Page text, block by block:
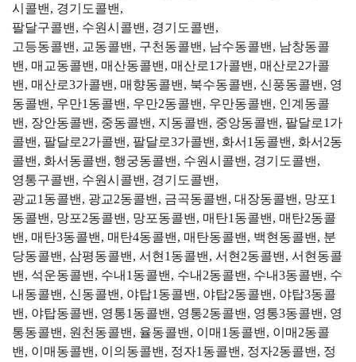
시콜밴, 경기도콜밴,
팔달구콜밴, 수원시콜밴, 경기도콜밴,
고등동콜밴, 교동콜밴, 구천동콜밴, 남수동콜밴, 남창동콜
밴, 매교동콜밴, 매산동콜밴, 매산로1가콜밴, 매산로2가콜
밴, 매산로3가콜밴, 매향동콜밴, 북수동콜밴, 신풍동콜밴, 영
동콜밴, 우만1동콜밴, 우만2동콜밴, 우만동콜밴, 인계동콜
밴, 장안동콜밴, 중동콜밴, 지동콜밴, 중앙동콜밴, 팔달로1가
콜밴, 팔달로2가콜밴, 팔달로3가콜밴, 화서1동콜밴, 화서2동
콜밴, 화서동콜밴, 행궁동콜밴, 수원시콜밴, 경기도콜밴,
영통구콜밴, 수원시콜밴, 경기도콜밴,
광교1동콜밴, 광교2동콜밴, 금곡동콜밴, 대장동콜밴, 망포1
동콜밴, 망포2동콜밴, 망포동콜밴, 매탄1동콜밴, 매탄2동콜
밴, 매탄3동콜밴, 매탄4동콜밴, 매탄동콜밴, 백현동콜밴, 분
당동콜밴, 삼평동콜밴, 서현1동콜밴, 서현2동콜밴, 서현동콜
밴, 석운동콜밴, 수내1동콜밴, 수내2동콜밴, 수내3동콜밴, 수
내동콜밴, 신동콜밴, 야탑1동콜밴, 야탑2동콜밴, 야탑3동콜
밴, 야탑동콜밴, 영통1동콜밴, 영통2동콜밴, 영통3동콜밴, 영
통동콜밴, 원천동콜밴, 율동콜밴, 이매1동콜밴, 이매2동콜
밴, 이매동콜밴, 이의동콜밴, 정자1동콜밴, 정자2동콜밴, 정